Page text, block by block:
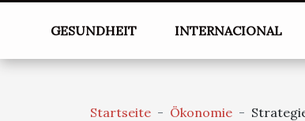
GESUNDHEIT INTERNACIONAL
Startseite Ökonomie